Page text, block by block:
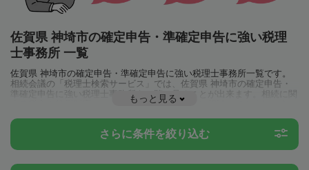
佐賀県 神埼市の確定申告・準確定申告に強い税理
士事務所 一覧
佐賀県 神埼市の確定申告・準確定申告に強い税理士事務所一覧です。
相続会議の「税理士検索サービス」では、佐賀県 神埼市の確定申告・
準確定申告に強い税理士事務所を一覧で見ることが出来ます。相続に関
する税金や特例制度のことは一度近隣の税理士に相談してみましょう。
もっと見る
さらに条件を絞り込む